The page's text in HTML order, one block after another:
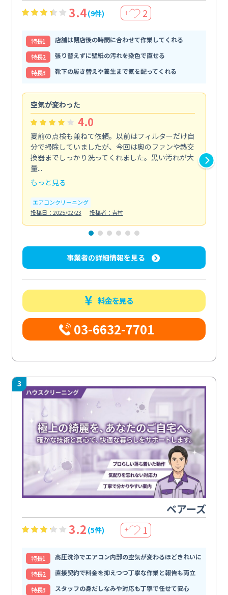
3.4(9件) ＋ 2
特⻑1
店舗は閉店後の時間に合わせて作業してくれる
特⻑2
張り替えずに壁紙の汚れを染色で直せる
特⻑3
靴下の履き替えや養生まで気を配ってくれる
空気が変わった
4.0
夏前の点検も兼ねて依頼。以前はフィルターだけ自
分で掃除していましたが、今回は奥のファンや熱交
換器までしっかり洗ってくれました。黒い汚れが大
量...
もっと見る
エアコンクリーニング
投稿日：2025/02/23
投稿者：吉村
事業者の詳細情報を見る
料金を見る
03-6632-7701
3
ベアーズ
3.2 (5件) ＋ 1
特⻑1
高圧洗浄でエアコン内部の空気が変わるほどきれいに
特⻑2
直接契約で料金を抑えつつ丁寧な作業と報告も両立
特⻑3
スタッフの身だしなみや対応も丁寧で任せて安心